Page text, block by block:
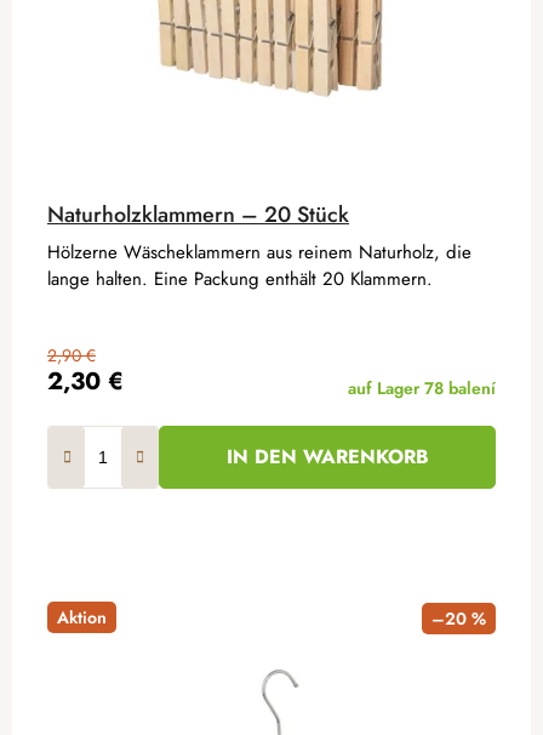
Naturholzklammern – 20 Stück
2,30 €
2,90 €
auf Lager 78 balení
IN DEN WARENKORB
Hölzerne Wäscheklammern aus reinem Naturholz, die
lange halten. Eine Packung enthält 20 Klammern.
Aktion –20 %